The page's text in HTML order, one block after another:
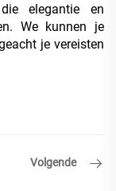
elegantie en
We kunnen je
je vereisten
Volgende